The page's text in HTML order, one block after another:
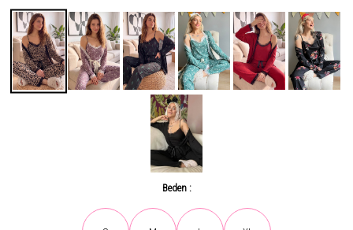
Beden :
Son gün içerisinde 2013 kişi tarafından incelendi!